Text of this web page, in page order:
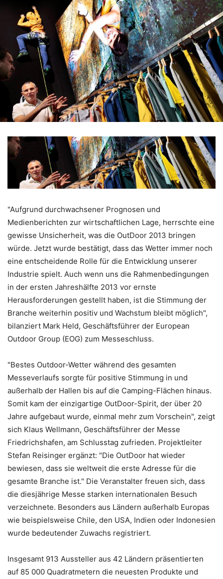
"Aufgrund durchwachsener Prognosen und
Medienberichten zur wirtschaftlichen Lage, herrschte eine
gewisse Unsicherheit, was die OutDoor 2013 bringen
würde. Jetzt wurde bestätigt, dass das Wetter immer noch
eine entscheidende Rolle für die Entwicklung unserer
Industrie spielt. Auch wenn uns die Rahmenbedingungen
in der ersten Jahreshälfte 2013 vor ernste
Herausforderungen gestellt haben, ist die Stimmung der
Branche weiterhin positiv und Wachstum bleibt möglich",
bilanziert Mark Held, Geschäftsführer der European
Outdoor Group (EOG) zum Messeschluss.
"Bestes Outdoor-Wetter während des gesamten
Messeverlaufs sorgte für positive Stimmung in und
außerhalb der Hallen bis auf die Camping-Flächen hinaus.
Somit kam der einzigartige OutDoor-Spirit, der über 20
Jahre aufgebaut wurde, einmal mehr zum Vorschein", zeigt
sich Klaus Wellmann, Geschäftsführer der Messe
Friedrichshafen, am Schlusstag zufrieden. Projektleiter
Stefan Reisinger ergänzt: "Die OutDoor hat wieder
bewiesen, dass sie weltweit die erste Adresse für die
gesamte Branche ist." Die Veranstalter freuen sich, dass
die diesjährige Messe starken internationalen Besuch
verzeichnete. Besonders aus Ländern außerhalb Europas
wie beispielsweise Chile, den USA, Indien oder Indonesien
wurde bedeutender Zuwachs registriert.
Insgesamt 913 Aussteller aus 42 Ländern präsentierten
auf 85 000 Quadratmetern die neuesten Produkte und